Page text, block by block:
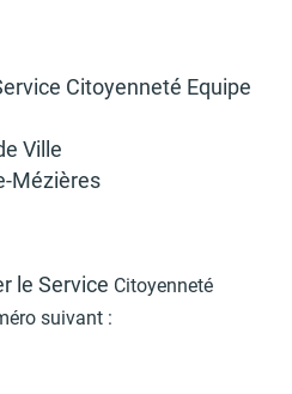
Citoyen­neté Equipe
Ville
Mézières
le Service Citoyen­neté
suivant :